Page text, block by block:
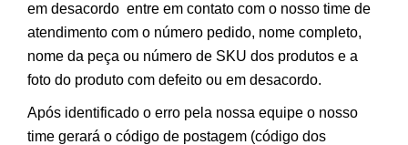
em desacordo entre em contato com o nosso time de
atendimento com o número pedido, nome completo,
nome da peça ou número de SKU dos produtos e a
foto do produto com defeito ou em desacordo.
Após identificado o erro pela nossa equipe o nosso
time gerará o código de postagem (código dos